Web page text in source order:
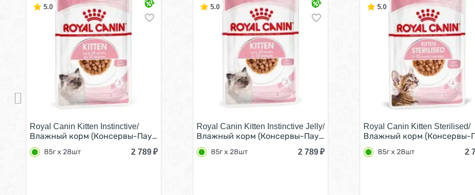
5.0
Royal Canin Kitten Instinctive/
Влажный корм (Консервы-Паучи) Роял Канин Киттен Инстинктив для Котят в возрасте от 4 до 12 месяцев в
85г х 28шт 2 789₽
5.0
Royal Canin Kitten Instinctive Jelly/
Влажный корм (Консервы-Паучи) Роял Канин Киттен Инстинктив
85г х 28шт 2 789₽
5.0
Royal Canin Kitten Sterilised/
Влажный корм (Консервы-
85г х 28шт 2